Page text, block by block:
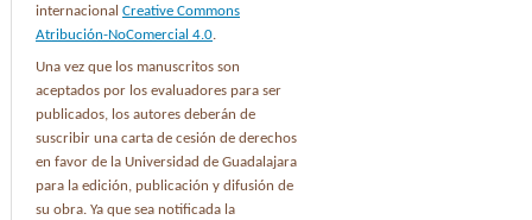
internacional Creative Commons
Atribución-NoComercial 4.0.
Una vez que los manuscritos son
aceptados por los evaluadores para ser
publicados, los autores deberán de
suscribir una carta de cesión de derechos
en favor de la Universidad de Guadalajara
para la edición, publicación y difusión de
su obra. Ya que sea notificada la